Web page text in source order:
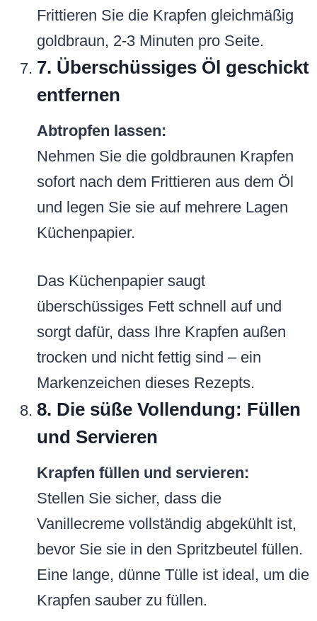
Frittieren Sie die Krapfen gleichmäßig
goldbraun, 2-3 Minuten pro Seite.
7. Überschüssiges Öl geschickt
entfernen
Abtropfen lassen:
Nehmen Sie die goldbraunen Krapfen
sofort nach dem Frittieren aus dem Öl
und legen Sie sie auf mehrere Lagen
Küchenpapier.
Das Küchenpapier saugt
überschüssiges Fett schnell auf und
sorgt dafür, dass Ihre Krapfen außen
trocken und nicht fettig sind – ein
Markenzeichen dieses Rezepts.
8. Die süße Vollendung: Füllen
und Servieren
Krapfen füllen und servieren:
Stellen Sie sicher, dass die
Vanillecreme vollständig abgekühlt ist,
bevor Sie sie in den Spritzbeutel füllen.
Eine lange, dünne Tülle ist ideal, um die
Krapfen sauber zu füllen.